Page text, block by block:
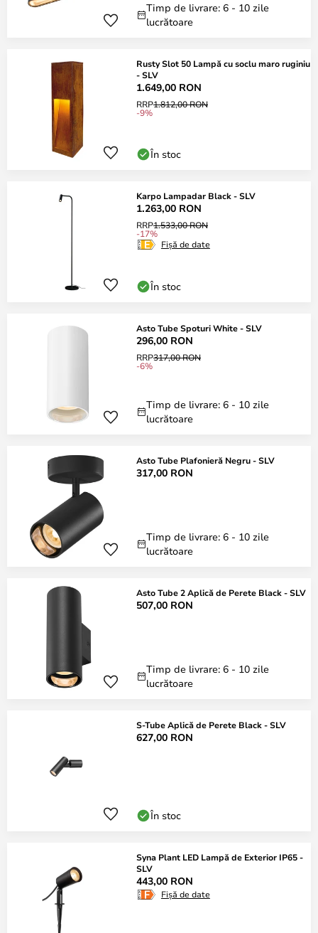
Timp de livrare: 6 - 10 zile
lucrătoare
Rusty Slot 50 Lampă cu soclu maro ruginiu
- SLV
1.649,00 RON
RRP1.812,00 RON
-9%
În stoc
Karpo Lampadar Black - SLV
1.263,00 RON
RRP1.533,00 RON
-17%
Fișă de date
În stoc
Asto Tube Spoturi White - SLV
296,00 RON
RRP317,00 RON
-6%
Timp de livrare: 6 - 10 zile
lucrătoare
Asto Tube Plafonieră Negru - SLV
317,00 RON
Timp de livrare: 6 - 10 zile
lucrătoare
Asto Tube 2 Aplică de Perete Black - SLV
507,00 RON
Timp de livrare: 6 - 10 zile
lucrătoare
S-Tube Aplică de Perete Black - SLV
627,00 RON
În stoc
Syna Plant LED Lampă de Exterior IP65 -
SLV
443,00 RON
Fișă de date